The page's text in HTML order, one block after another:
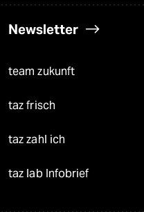
Newsletter
team zukunft
taz frisch
taz zahl ich
taz lab Infobrief